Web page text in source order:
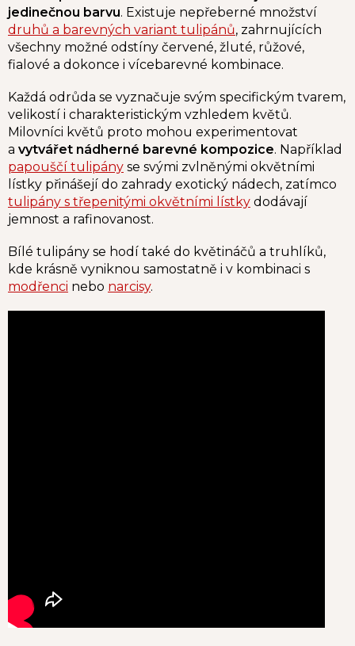
jedinečnou barvu. Existuje nepřeberné množství
druhů a barevných variant tulipánů, zahrnujících
všechny možné odstíny červené, žluté, růžové,
fialové a dokonce i vícebarevné kombinace.
Každá odrůda se vyznačuje svým specifickým tvarem,
velikostí i charakteristickým vzhledem květů.
Milovníci květů proto mohou experimentovat
a vytvářet nádherné barevné kompozice. Například
papouščí tulipány se svými zvlněnými okvětními
lístky přinášejí do zahrady exotický nádech, zatímco
tulipány s třepenitými okvětními lístky dodávají
jemnost a rafinovanost.
Bílé tulipány se hodí také do květináčů a truhlíků,
kde krásně vyniknou samostatně i v kombinaci s
modřenci nebo narcisy.